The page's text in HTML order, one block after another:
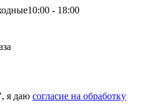
10:00 - 18:00
я даю согласие на обработку